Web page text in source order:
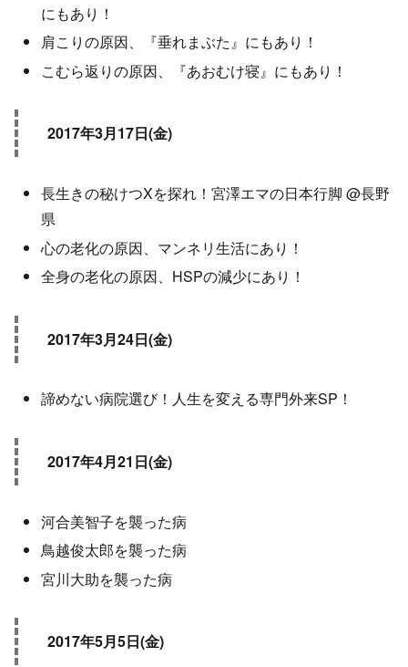
にもあり！
肩こりの原因、『垂れまぶた』にもあり！
こむら返りの原因、『あおむけ寝』にもあり！
2017年3月17日(金)
長生きの秘けつXを探れ！宮澤エマの日本行脚 @長野
県
心の老化の原因、マンネリ生活にあり！
全身の老化の原因、HSPの減少にあり！
2017年3月24日(金)
諦めない病院選び！人生を変える専門外来SP！
2017年4月21日(金)
河合美智子を襲った病
鳥越俊太郎を襲った病
宮川大助を襲った病
2017年5月5日(金)